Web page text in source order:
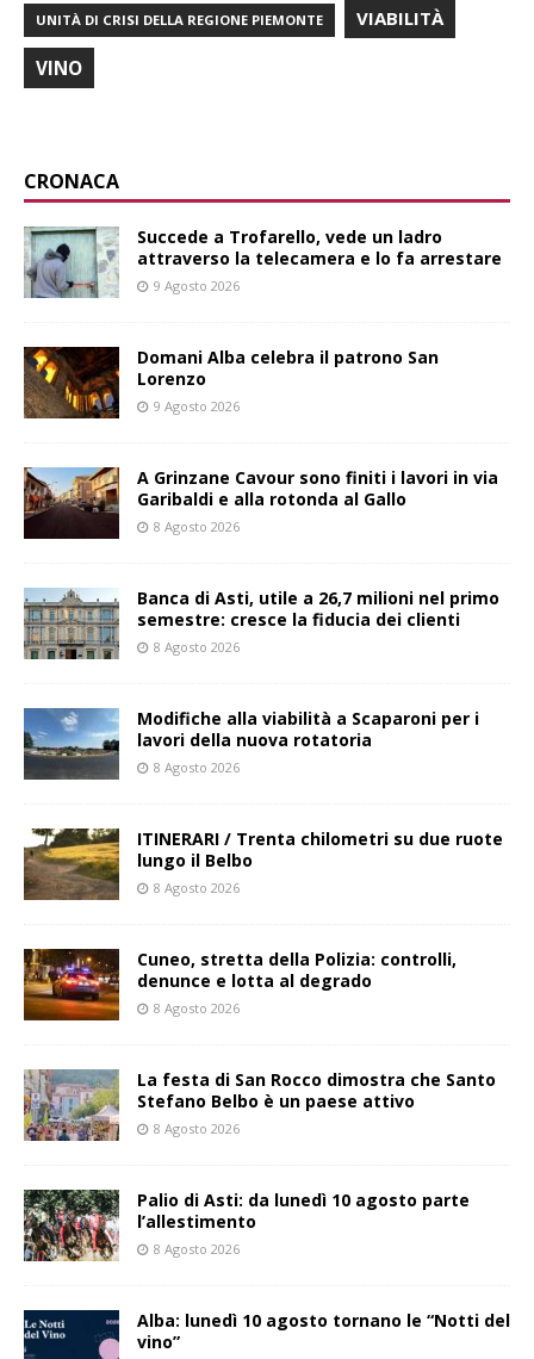
UNITÀ DI CRISI DELLA REGIONE PIEMONTE VIABILITÀ
VINO
CRONACA
Succede a Trofarello, vede un ladro
attraverso la telecamera e lo fa arrestare
9 Agosto 2026
Domani Alba celebra il patrono San
Lorenzo
9 Agosto 2026
A Grinzane Cavour sono finiti i lavori in via
Garibaldi e alla rotonda al Gallo
8 Agosto 2026
Banca di Asti, utile a 26,7 milioni nel primo
semestre: cresce la fiducia dei clienti
8 Agosto 2026
Modifiche alla viabilità a Scaparoni per i
lavori della nuova rotatoria
8 Agosto 2026
ITINERARI / Trenta chilometri su due ruote
lungo il Belbo
8 Agosto 2026
Cuneo, stretta della Polizia: controlli,
denunce e lotta al degrado
8 Agosto 2026
La festa di San Rocco dimostra che Santo
Stefano Belbo è un paese attivo
8 Agosto 2026
Palio di Asti: da lunedì 10 agosto parte
l’allestimento
8 Agosto 2026
Alba: lunedì 10 agosto tornano le “Notti del
vino”